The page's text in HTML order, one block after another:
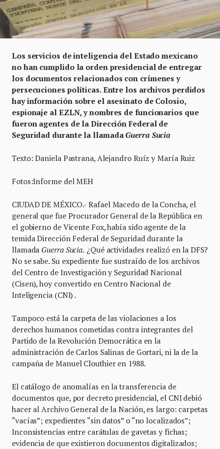
Los servicios de inteligencia del Estado mexicano
no han cumplido la orden presidencial de entregar
los documentos relacionados con crímenes y
persecuciones políticas. Entre los archivos perdidos
hay información sobre el asesinato de Colosio,
espionaje al EZLN, y nombres de funcionarios que
fueron agentes de la Dirección Federal de
Seguridad durante la llamada Guerra Sucia
Texto: Daniela Pastrana, Alejandro Ruíz y María Ruiz
Fotos:Informe del MEH
CIUDAD DE MÉXICO.- Rafael Macedo de la Concha, el
general que fue Procurador General de la República en
el gobierno de Vicente Fox, había sido agente de la
temida Dirección Federal de Seguridad durante la
llamada Guerra Sucia. ¿Qué actividades realizó en la DFS?
No se sabe. Su expediente fue sustraído de los archivos
del Centro de Investigación y Seguridad Nacional
(Cisen), hoy convertido en Centro Nacional de
Inteligencia (CNI) .
Tampoco está la carpeta de las violaciones a los
derechos humanos cometidas contra integrantes del
Partido de la Revolución Democrática en la
administración de Carlos Salinas de Gortari, ni la de la
campaña de Manuel Clouthier en 1988.
El catálogo de anomalías en la transferencia de
documentos que, por decreto presidencial, el CNI debió
hacer al Archivo General de la Nación, es largo: carpetas
“vacías”; expedientes “sin datos” o “no localizados”;
Inconsistencias entre carátulas de gavetas y fichas;
evidencia de que existieron documentos digitalizados;